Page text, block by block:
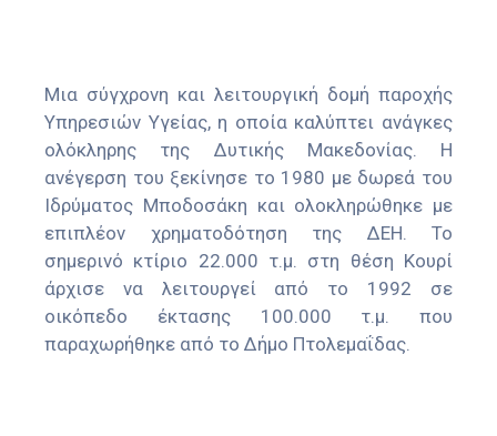
Μια σύγχρονη και λειτουργική δομή παροχής
Υπηρεσιών Υγείας, η οποία καλύπτει ανάγκες
ολόκληρης της Δυτικής Μακεδονίας. Η
ανέγερση του ξεκίνησε το 1980 με δωρεά του
Ιδρύματος Μποδοσάκη και ολοκληρώθηκε με
επιπλέον χρηματοδότηση της ΔΕΗ. Το
σημερινό κτίριο 22.000 τ.μ. στη θέση Κουρί
άρχισε να λειτουργεί από το 1992 σε
οικόπεδο έκτασης 100.000 τ.μ. που
παραχωρήθηκε από το Δήμο Πτολεμαΐδας.